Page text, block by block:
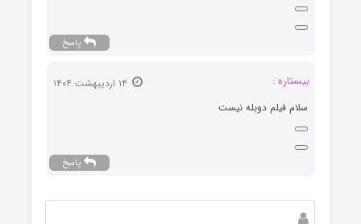
پاسخ
بیستاره :
سلام فیلم دوبله نیست
پاسخ